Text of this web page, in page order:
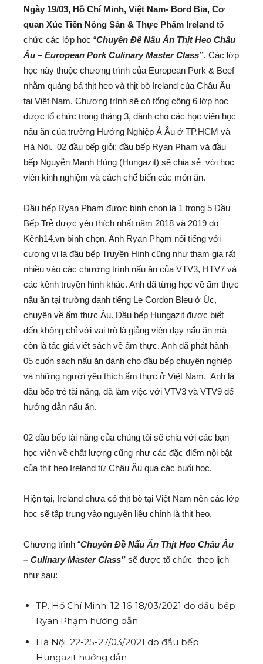
Ngày 19/03, Hồ Chí Minh, Việt Nam- Bord Bia, Cơ
quan Xúc Tiến Nông Sản & Thực Phẩm Ireland tổ
chức các lớp học “Chuyên Đề Nấu Ăn Thịt Heo Châu
Âu – European Pork Culinary Master Class”. Các lớp
học này thuộc chương trình của European Pork & Beef
nhằm quảng bá thịt heo và thịt bò Ireland của Châu Âu
tại Việt Nam. Chương trình sẽ có tổng cộng 6 lớp học
được tổ chức trong tháng 3, dành cho các học viên học
nấu ăn của trường Hướng Nghiệp Á Âu ở TP.HCM và
Hà Nội. 02 đầu bếp giỏi: đầu bếp Ryan Phạm và đầu
bếp Nguyễn Mạnh Hùng (Hungazit) sẽ chia sẻ với học
viên kinh nghiệm và cách chế biến các món ăn.
Đầu bếp Ryan Phạm được bình chọn là 1 trong 5 Đầu
Bếp Trẻ được yêu thích nhất năm 2018 và 2019 do
Kênh14.vn bình chọn. Anh Ryan Phạm nổi tiếng với
cương vị là đầu bếp Truyền Hình cũng như tham gia rất
nhiều vào các chương trình nấu ăn của VTV3, HTV7 và
các kênh truyền hình khác. Anh đã từng học về ẩm thực
nấu ăn tại trường danh tiếng Le Cordon Bleu ở Úc,
chuyên về ẩm thực Âu. Đầu bếp Hungazit được biết
đến không chỉ với vai trò là giảng viên dạy nấu ăn mà
còn là tác giả viết sách về ẩm thực. Anh đã phát hành
05 cuốn sách nấu ăn dành cho đầu bếp chuyên nghiệp
và những người yêu thích ẩm thực ở Việt Nam. Anh là
đầu bếp trẻ tài năng, đã làm việc với VTV3 và VTV9 để
hướng dẫn nấu ăn.
02 đầu bếp tài năng của chúng tôi sẽ chia với các bạn
học viên về chất lượng cũng như các đặc điểm nội bật
của thịt heo Ireland từ Châu Âu qua các buổi học.
Hiện tại, Ireland chưa có thịt bò tại Việt Nam nên các lớp
học sẽ tập trung vào nguyên liệu chính là thịt heo.
Chương trình “Chuyên Đề Nấu Ăn Thịt Heo Châu Âu
– Culinary Master Class” sẽ được tổ chức theo lịch
như sau:
TP. Hồ Chí Minh: 12-16-18/03/2021 do đầu bếp
Ryan Phạm hướng dẫn
Hà Nội :22-25-27/03/2021 do đầu bếp
Hungazit hướng dẫn